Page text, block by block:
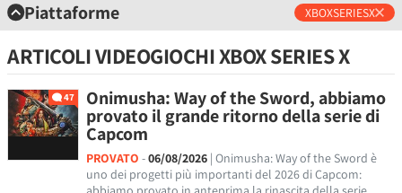
Piattaforme XBOXSERIESX
ARTICOLI VIDEOGIOCHI XBOX SERIES X
47 Onimusha: Way of the Sword, abbiamo
provato il grande ritorno della serie di
Capcom
PROVATO -06/08/2026 | Onimusha: Way of the Sword è
uno dei progetti più importanti del 2026 di Capcom: